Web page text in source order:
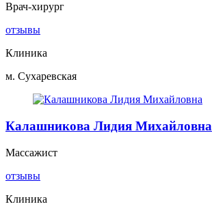
Врач-хирург
отзывы
Клиника
м. Сухаревская
Калашникова Лидия Михайловна
Массажист
отзывы
Клиника